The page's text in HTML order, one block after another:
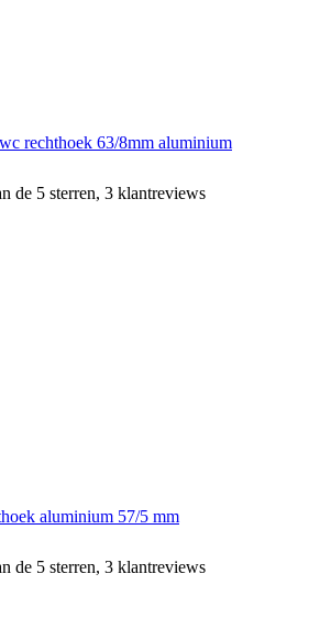
rechthoek 63/8mm aluminium
de 5 sterren, 3 klantreviews
aluminium 57/5 mm
de 5 sterren, 3 klantreviews